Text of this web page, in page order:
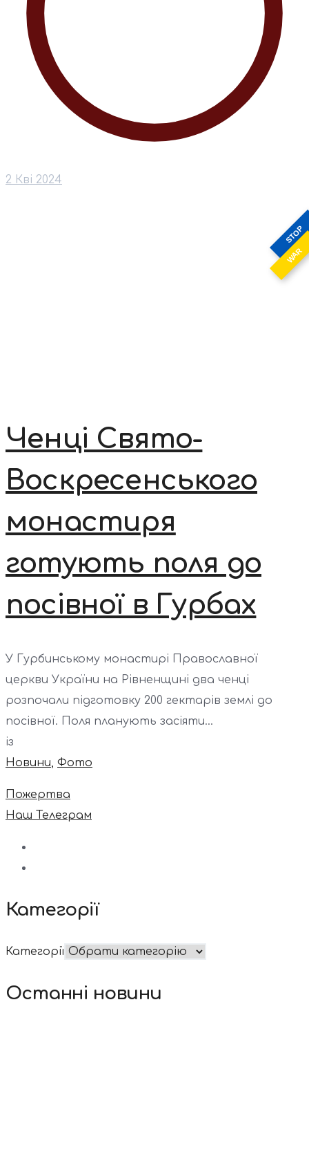
STOP
WAR
2 Кві 2024
Ченці Свято-
Воскресенського
монастиря
готують поля до
посівної в Гурбах
У Гурбинському монастирі Православної
церкви України на Рівненщині два ченці
розпочали підготовку 200 гектарів землі до
посівної. Поля планують засіяти...
із
Новини, Фото
Пожертва
Наш Телеграм
Категорії
Категорії
Останні новини